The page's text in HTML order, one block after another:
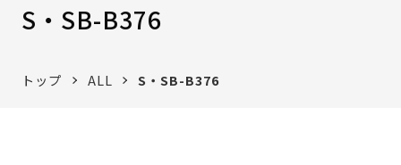
S・SB-B376
トップ ALL S・SB-B376